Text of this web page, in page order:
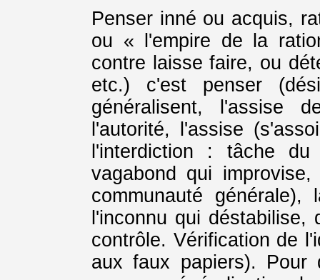
Penser inné ou acquis,
ou « l'empire de la
contre laisse faire, ou
etc.) c'est penser
généralisent, l'assise
l'autorité, l'assise
l'interdiction : tâche
vagabond qui
communauté
l'inconnu qui
contrôle. Vérification de
aux faux papiers). Pour